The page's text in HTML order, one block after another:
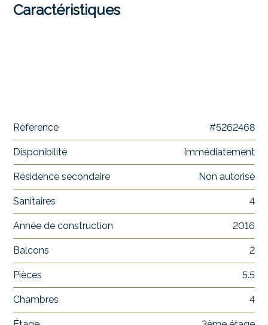
Caractéristiques
Référence #5262468
Disponibilité Immédiatement
Résidence secondaire Non autorisé
Sanitaires 4
Année de construction 2016
Balcons 2
Pièces 5.5
Chambres 4